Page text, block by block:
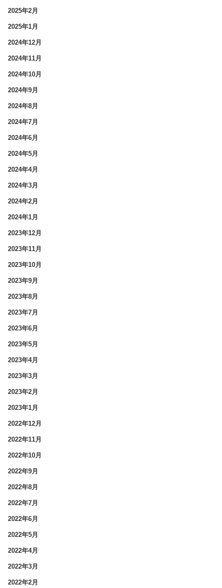
2025年2月
2025年1月
2024年12月
2024年11月
2024年10月
2024年9月
2024年8月
2024年7月
2024年6月
2024年5月
2024年4月
2024年3月
2024年2月
2024年1月
2023年12月
2023年11月
2023年10月
2023年9月
2023年8月
2023年7月
2023年6月
2023年5月
2023年4月
2023年3月
2023年2月
2023年1月
2022年12月
2022年11月
2022年10月
2022年9月
2022年8月
2022年7月
2022年6月
2022年5月
2022年4月
2022年3月
2022年2月